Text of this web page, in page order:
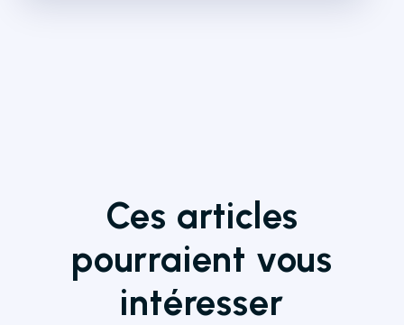
Ces articles
pourraient vous
intéresser